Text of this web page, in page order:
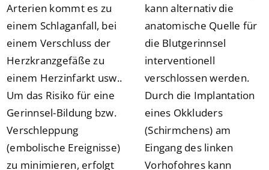
Arterien kommt es zu
einem Schlaganfall, bei
einem Verschluss der
Herzkranzgefäße zu
einem Herzinfarkt usw..
Um das Risiko für eine
Gerinnsel-Bildung bzw.
Verschleppung
(embolische Ereignisse)
zu minimieren, erfolgt
kann alternativ die
anatomische Quelle für
die Blutgerinnsel
interventionell
verschlossen werden.
Durch die Implantation
eines Okkluders
(Schirmchens) am
Eingang des linken
Vorhofohres kann